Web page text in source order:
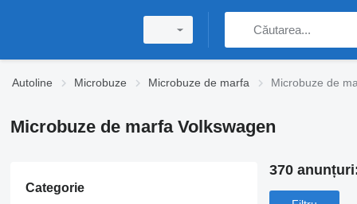
Autoline Microbuze Microbuze de marfa Microbuze de
Microbuze de marfa Volkswagen
Categorie
370